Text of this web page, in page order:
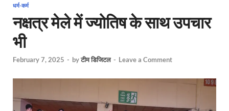
धर्म-कर्म
नक्षत्र मेले में ज्योतिष के साथ उपचार
भी
February 7, 2025 - byटीम डिजिटल - Leave a Comment